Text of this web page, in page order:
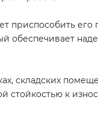
приспособить его
обеспечивает
складских
стойкостью к